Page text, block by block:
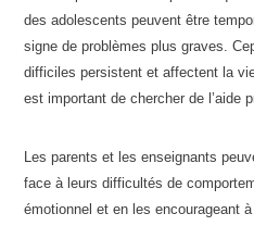
des adolescents peuvent être
signe de problèmes plus graves.
difficiles persistent et affectent la
est important de chercher de l’aide
Les parents et les enseignants
face à leurs difficultés de
émotionnel et en les encourageant